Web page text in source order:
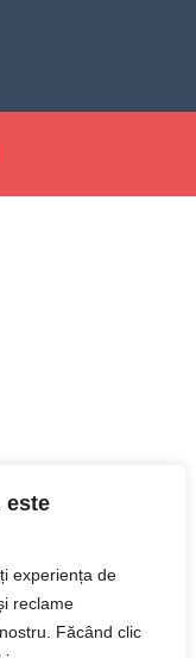
este
experiența de
reclame
Făcând clic